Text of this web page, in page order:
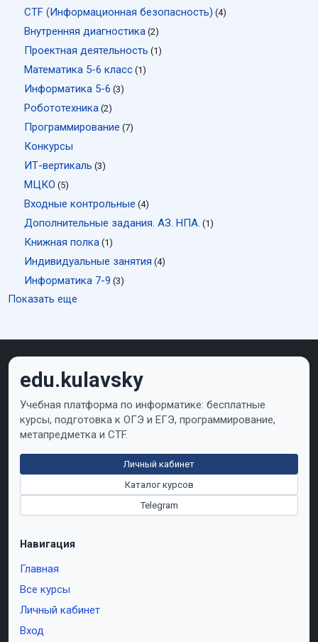
CTF (Информационная безопасность) (4)
Внутренняя диагностика (2)
Проектная деятельность (1)
Математика 5-6 класс (1)
Информатика 5-6 (3)
Робототехника (2)
Программирование (7)
Конкурсы
ИТ-вертикаль (3)
МЦКО (5)
Входные контрольные (4)
Дополнительные задания. АЗ. НПА. (1)
Книжная полка (1)
Индивидуальные занятия (4)
Информатика 7-9 (3)
Показать еще
edu.kulavsky
Учебная платформа по информатике: бесплатные
курсы, подготовка к ОГЭ и ЕГЭ, программирование,
метапредметка и CTF.
Личный кабинет
Каталог курсов
Telegram
Навигация
Главная
Все курсы
Личный кабинет
Вход